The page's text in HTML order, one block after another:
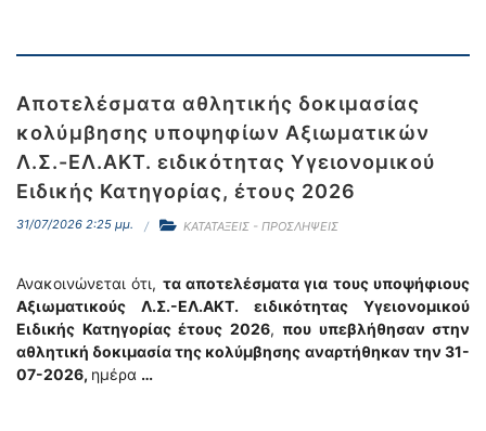
Αποτελέσματα αθλητικής δοκιμασίας
κολύμβησης υποψηφίων Αξιωματικών
Λ.Σ.-ΕΛ.ΑΚΤ. ειδικότητας Υγειονομικού
Ειδικής Κατηγορίας, έτους 2026
31/07/2026 2:25 μμ. ΚΑΤΑΤΑΞΕΙΣ - ΠΡΟΣΛΗΨΕΙΣ
Ανακοινώνεται ότι, τα αποτελέσματα για τους υποψήφιους
Αξιωματικούς Λ.Σ.-ΕΛ.ΑΚΤ. ειδικότητας Υγειονομικού
Ειδικής Κατηγορίας έτους 2026, που υπεβλήθησαν στην
αθλητική δοκιμασία της κολύμβησης αναρτήθηκαν την 31-
07-2026, ημέρα …